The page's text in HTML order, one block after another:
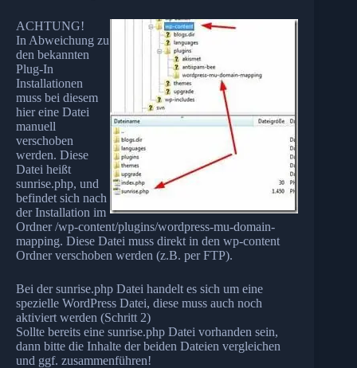
ACHTUNG!
In Abweichung zu
den bekannten
Plug-In
Installationen
muss bei diesem
hier eine Datei
manuell
verschoben
werden. Diese
Datei heißt
sunrise.php, und
befindet sich nach
der Installation im
Ordner /wp-content/plugins/wordpress-mu-domain-
mapping. Diese Datei muss direkt in den wp-content
Ordner verschoben werden (z.B. per FTP).
Bei der sunrise.php Datei handelt es sich um eine
spezielle WordPress Datei, diese muss auch noch
aktiviert werden (Schritt 2)
Sollte bereits eine sunrise.php Datei vorhanden sein,
dann bitte die Inhalte der beiden Dateien vergleichen
und ggf. zusammenführen!